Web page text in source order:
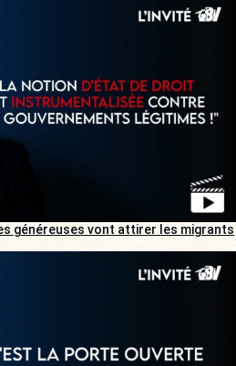
généreuses vont attirer les migrants